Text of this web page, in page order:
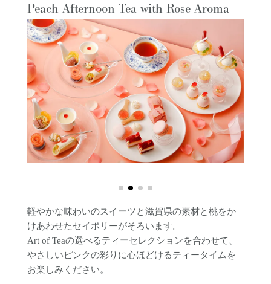
Peach Afternoon Tea with Rose Aroma
軽やかな味わいのスイーツと滋賀県の素材と桃をか
けあわせたセイボリーがそろいます。
Art of Teaの選べるティーセレクションを合わせて、
やさしいピンクの彩りに心ほどけるティータイムを
お楽しみください。